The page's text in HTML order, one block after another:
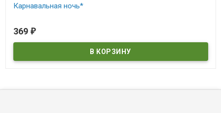
Карнавальная ночь*
369 ₽